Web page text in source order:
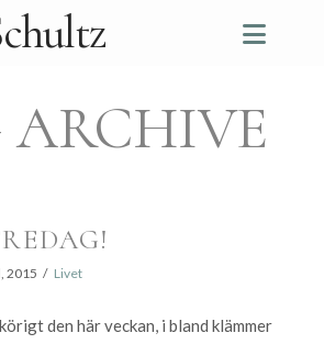
ARCHIVE
2015 Livet
den här veckan, i bland klämmer